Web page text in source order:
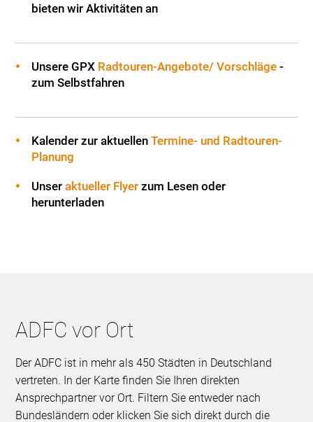
bieten wir Aktivitäten an
Unsere GPX Radtouren-Angebote/ Vorschläge -
zum Selbstfahren
Kalender zur aktuellenTermine- und Radtouren-
Planung
Unseraktueller Flyer zum Lesen oder
herunterladen
ADFC vor Ort
Der ADFC ist in mehr als 450 Städten in Deutschland
vertreten. In der Karte finden Sie Ihren direkten
Ansprechpartner vor Ort. Filtern Sie entweder nach
Bundesländern oder klicken Sie sich direkt durch die